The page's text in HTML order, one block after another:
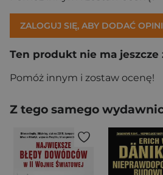
ZALOGUJ SIĘ, ABY DODAĆ
Ten produkt nie ma jeszcze
Pomóż innym i zostaw ocenę!
Z tego samego